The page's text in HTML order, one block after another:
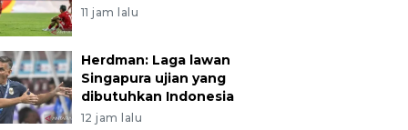
11 jam lalu
Herdman: Laga lawan
Singapura ujian yang
dibutuhkan Indonesia
12 jam lalu